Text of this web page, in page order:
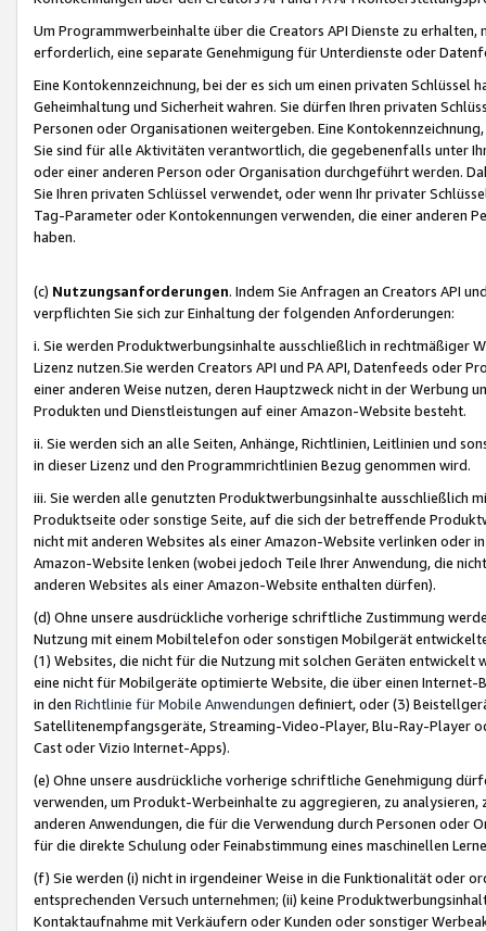
Um Programmwerbeinhalte über die Creators API Dienste zu
erforderlich, eine separate Genehmigung für Unterdienste oder
Eine Kontokennzeichnung, bei der es sich um einen privaten
Geheimhaltung und Sicherheit wahren. Sie dürfen Ihren privaten
Personen oder Organisationen weitergeben. Eine
Sie sind für alle Aktivitäten verantwortlich, die gegebenenfalls unter
oder einer anderen Person oder Organisation durchgeführt werden.
Sie Ihren privaten Schlüssel verwendet, oder wenn Ihr privater
Tag-Parameter oder Kontokennungen verwenden, die einer anderen
haben.
(c) Nutzungsanforderungen. Indem Sie Anfragen an Creators API
verpflichten Sie sich zur Einhaltung der folgenden Anforderungen:
i. Sie werden Produktwerbungsinhalte ausschließlich in rechtmäßiger
Lizenz nutzen.Sie werden Creators API und PA API, Datenfeeds oder
einer anderen Weise nutzen, deren Hauptzweck nicht in der Werbung
Produkten und Dienstleistungen auf einer Amazon-Website besteht.
ii. Sie werden sich an alle Seiten, Anhänge, Richtlinien, Leitlinien und
in dieser Lizenz und den Programmrichtlinien Bezug genommen wird.
iii. Sie werden alle genutzten Produktwerbungsinhalte ausschließlich
Produktseite oder sonstige Seite, auf die sich der betreffende
nicht mit anderen Websites als einer Amazon-Website verlinken oder
Amazon-Website lenken (wobei jedoch Teile Ihrer Anwendung, die
anderen Websites als einer Amazon-Website enthalten dürfen).
(d) Ohne unsere ausdrückliche vorherige schriftliche Zustimmung
Nutzung mit einem Mobiltelefon oder sonstigen Mobilgerät
(1) Websites, die nicht für die Nutzung mit solchen Geräten
eine nicht für Mobilgeräte optimierte Website, die über einen
in den Richtlinie für Mobile Anwendungen definiert, oder (3)
Satellitenempfangsgeräte, Streaming-Video-Player, Blu-Ray-Player
Cast oder Vizio Internet-Apps).
(e) Ohne unsere ausdrückliche vorherige schriftliche Genehmigung
verwenden, um Produkt-Werbeinhalte zu aggregieren, zu
anderen Anwendungen, die für die Verwendung durch Personen
für die direkte Schulung oder Feinabstimmung eines maschinellen
(f) Sie werden (i) nicht in irgendeiner Weise in die Funktionalität oder
entsprechenden Versuch unternehmen; (ii) keine
Kontaktaufnahme mit Verkäufern oder Kunden oder sonstiger